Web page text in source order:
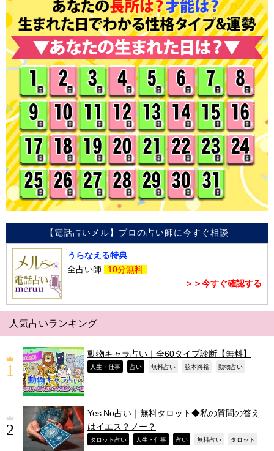
【電話占いメル】プロの占い師に今すぐ相談
うらなえる特典
全占い師
10分無料
＞＞今すぐ確認する
人気占いランキング
動物キャラ占い｜全60タイプ診断【無料】
人生・仕事 占い 無料占い 弦本將裕 動物占い
Yes No占い｜無料タロット◆私の質問の答え
はイエス？ノー？
タロット占い 人生・仕事 占い 無料占い タロット